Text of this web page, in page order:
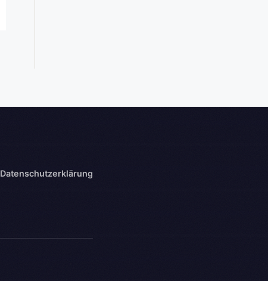
Datenschutzerklärung